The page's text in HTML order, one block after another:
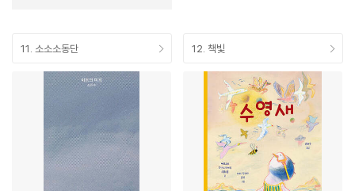
11. 소소소동단 12. 책빛